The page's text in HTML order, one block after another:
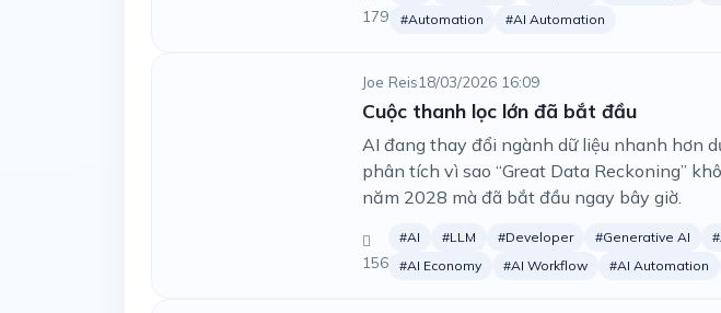
179
#Automation
#AI Automation
Joe Reis18/03/2026 16:09
Cuộc thanh lọc lớn đã bắt đầu
AI đang thay đổi ngành dữ liệu nhanh hơn
phân tích vì sao “Great Data Reckoning”
năm 2028 mà đã bắt đầu ngay bây giờ.
156
#AI #LLM #Developer #Generative AI
#AI Economy
#AI Workflow #AI Automation